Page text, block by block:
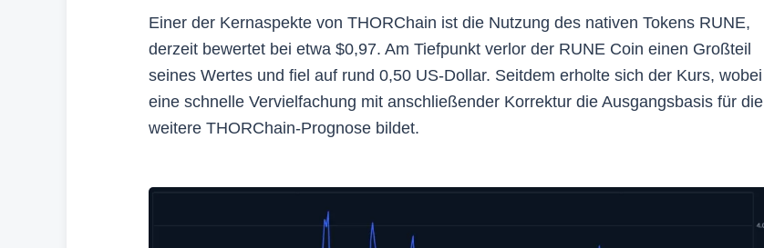
Einer der Kernaspekte von THORChain ist die Nutzung des nativen Tokens RUNE,
derzeit bewertet bei etwa $0,97. Am Tiefpunkt verlor der RUNE Coin einen Großteil
seines Wertes und fiel auf rund 0,50 US-Dollar. Seitdem erholte sich der Kurs, wobei
eine schnelle Vervielfachung mit anschließender Korrektur die Ausgangsbasis für die
weitere THORChain-Prognose bildet.